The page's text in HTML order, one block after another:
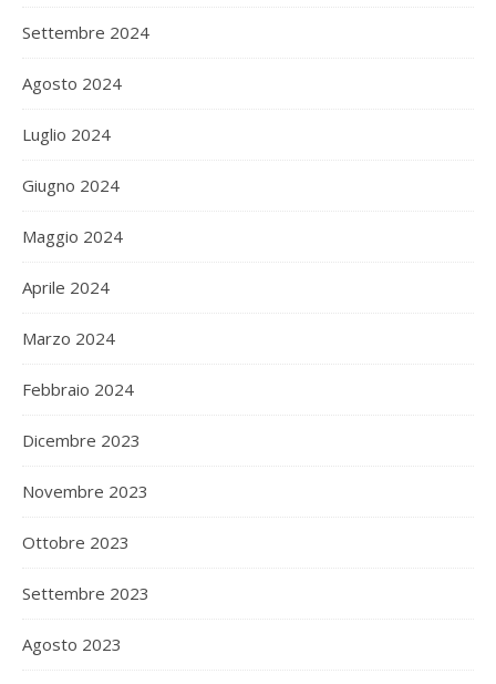
Settembre 2024
Agosto 2024
Luglio 2024
Giugno 2024
Maggio 2024
Aprile 2024
Marzo 2024
Febbraio 2024
Dicembre 2023
Novembre 2023
Ottobre 2023
Settembre 2023
Agosto 2023